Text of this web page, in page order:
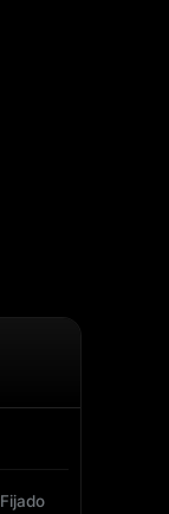
Fijado